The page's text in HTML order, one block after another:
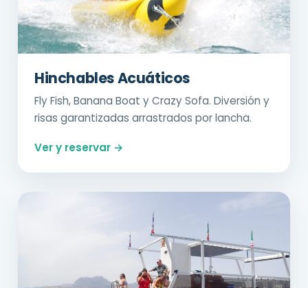
Hinchables Acuáticos
Fly Fish, Banana Boat y Crazy Sofa. Diversión y
risas garantizadas arrastrados por lancha.
Ver y reservar →